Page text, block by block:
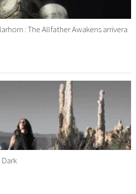
: The Allfather Awakens arrivera